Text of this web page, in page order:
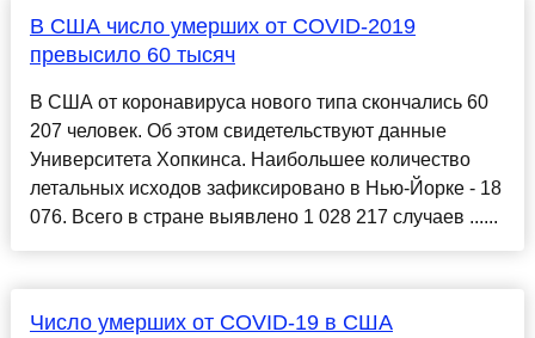
В США число умерших от COVID-2019
превысило 60 тысяч
В США от коронавируса нового типа скончались 60
207 человек. Об этом свидетельствуют данные
Университета Хопкинса. Наибольшее количество
летальных исходов зафиксировано в Нью-Йорке - 18
076. Всего в стране выявлено 1 028 217 случаев ......
Число умерших от COVID-19 в США